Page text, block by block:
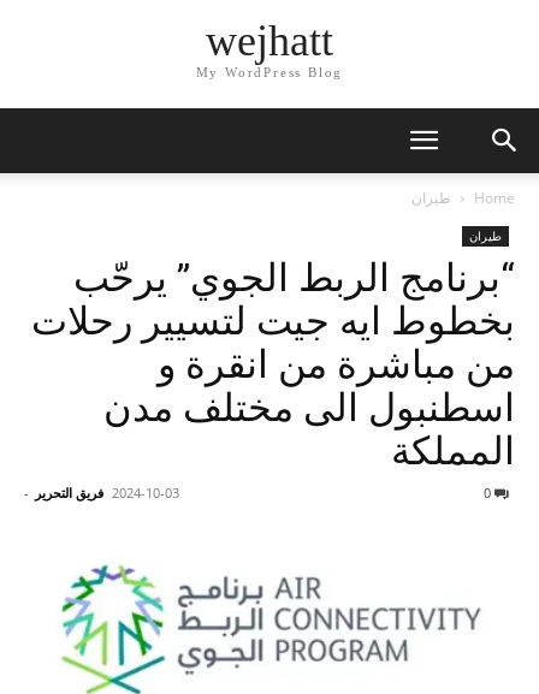
wejhatt
My WordPress Blog
Home طيران
طيران
“برنامج الربط الجوي” يرحّب
بخطوط ايه جيت لتسيير رحلات
من مباشرة من انقرة و
اسطنبول الى مختلف مدن
المملكة
فريق التحرير - 2024-10-03